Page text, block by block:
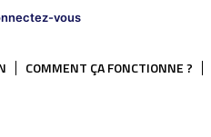
vous
COMMENT ÇA FONCTIONNE ?